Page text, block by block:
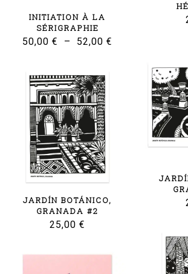
INITIATION À LA
SÉRIGRAPHIE
50,00 € – 52,00 €
JARDÍN BOTÁNICO,
GRANADA #2
25,00 €